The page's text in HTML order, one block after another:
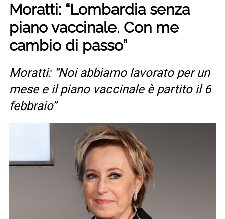
Moratti: “Lombardia senza
piano vaccinale. Con me
cambio di passo”
Moratti: “Noi abbiamo lavorato per un
mese e il piano vaccinale è partito il 6
febbraio”